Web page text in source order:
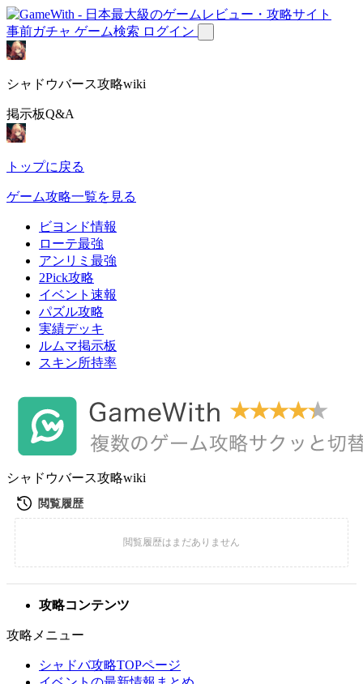
事前ガチャ ゲーム検索 ログイン
シャドウバース攻略wiki
掲示板Q&A
トップに戻る
ゲーム攻略一覧を見る
ビヨンド情報
ローテ最強
アンリミ最強
2Pick攻略
イベント速報
パズル攻略
実績デッキ
ルムマ掲示板
スキン所持率
シャドウバース攻略wiki
攻略コンテンツ
攻略メニュー
シャドバ攻略TOPページ